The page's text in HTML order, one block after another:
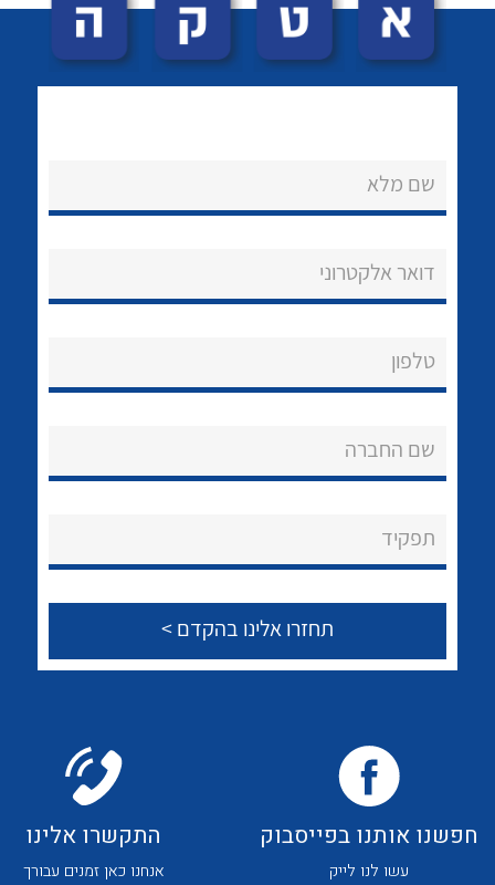
הצוות שלנו
צור קשר
שם מלא
דואר אלקטרוני
טלפון
שם החברה
תפקיד
חפשנו אותנו בפייסבוק
עשו לנו לייק
התקשרו אלינו
אנחנו כאן זמנים עבורך